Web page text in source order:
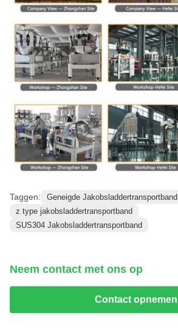
Taggen:
Geneigde Jakobsladdertransportband
z type jakobsladdertransportband
SUS304 Jakobsladdertransportband
Neem contact met ons op
Contact opnemen